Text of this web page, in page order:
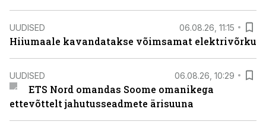
UUDISED 06.08.26, 11:15
Hiiumaale kavandatakse võimsamat elektrivõrku
UUDISED 06.08.26, 10:29
ETS Nord omandas Soome omanikega
ettevõttelt jahutusseadmete ärisuuna